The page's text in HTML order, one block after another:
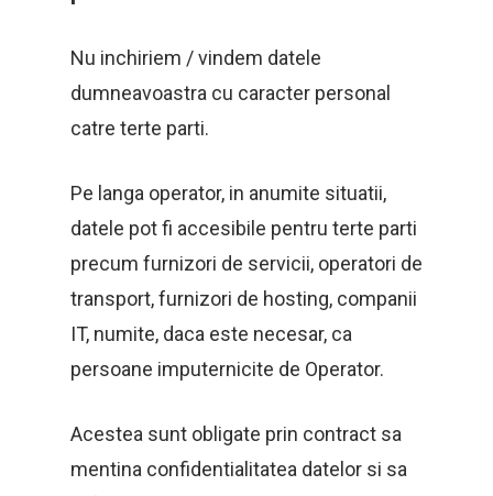
Nu inchiriem / vindem datele
dumneavoastra cu caracter personal
catre terte parti.
Pe langa operator, in anumite situatii,
datele pot fi accesibile pentru terte parti
precum furnizori de servicii, operatori de
transport, furnizori de hosting, companii
IT, numite, daca este necesar, ca
persoane imputernicite de Operator.
Acestea sunt obligate prin contract sa
mentina confidentialitatea datelor si sa